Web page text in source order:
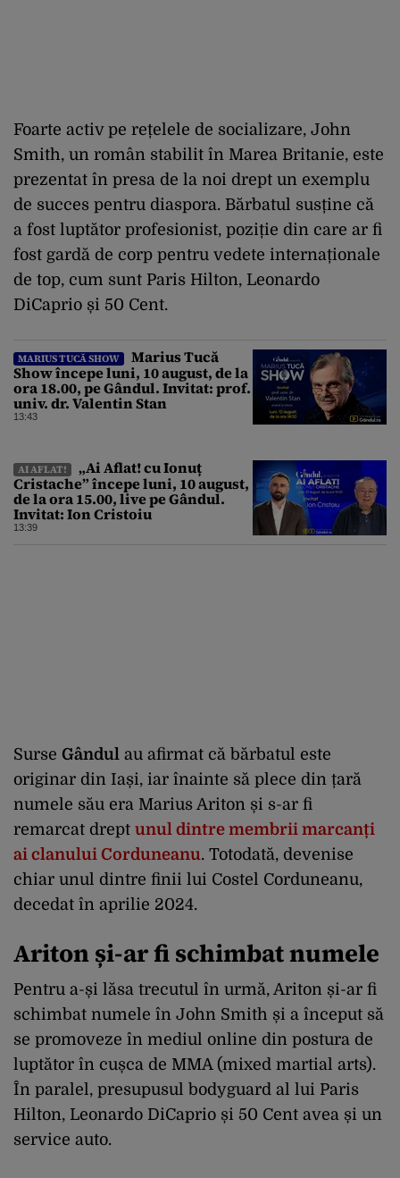
Foarte activ pe rețelele de socializare, John
Smith, un român stabilit în Marea Britanie, este
prezentat în presa de la noi drept un exemplu
de succes pentru diaspora. Bărbatul susține că
a fost luptător profesionist, poziție din care ar fi
fost gardă de corp pentru vedete internaționale
de top, cum sunt Paris Hilton, Leonardo
DiCaprio și 50 Cent.
MARIUS TUCĂ SHOW
Marius Tucă
Show începe luni, 10 august, de la
ora 18.00, pe Gândul. Invitat: prof.
univ. dr. Valentin Stan
13:43
AI AFLAT!
„Ai Aflat! cu Ionuț
Cristache” începe luni, 10 august,
de la ora 15.00, live pe Gândul.
Invitat: Ion Cristoiu
13:39
Surse Gândul au afirmat că bărbatul este
originar din Iași, iar înainte să plece din țară
numele său era Marius Ariton și s-ar fi
remarcat drept unul dintre membrii marcanți
ai clanului Corduneanu. Totodată, devenise
chiar unul dintre finii lui Costel Corduneanu,
decedat în aprilie 2024.
Ariton și-ar fi schimbat numele
Pentru a-și lăsa trecutul în urmă, Ariton și-ar fi
schimbat numele în John Smith și a început să
se promoveze în mediul online din postura de
luptător în cușca de MMA (mixed martial arts).
În paralel, presupusul bodyguard al lui Paris
Hilton, Leonardo DiCaprio și 50 Cent avea și un
service auto.